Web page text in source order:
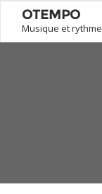
OTEMPO
Musique et rythme